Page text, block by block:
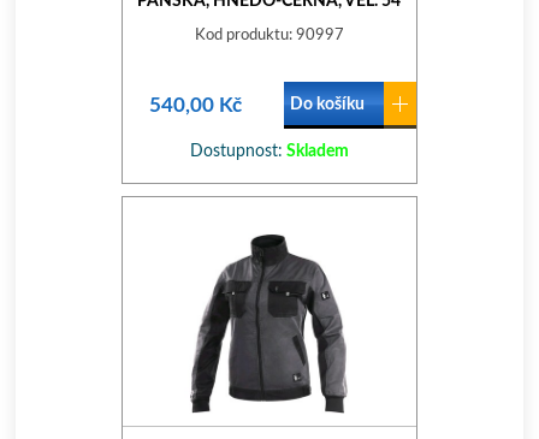
Kod produktu: 90997
540,00 Kč Do košíku
Dostupnost: Skladem